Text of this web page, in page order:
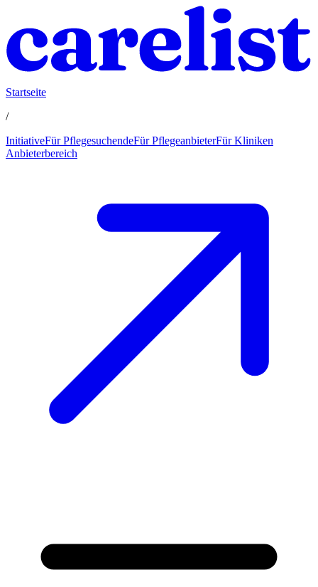
Startseite
/
InitiativeFür PflegesuchendeFür PflegeanbieterFür Kliniken
Anbieterbereich